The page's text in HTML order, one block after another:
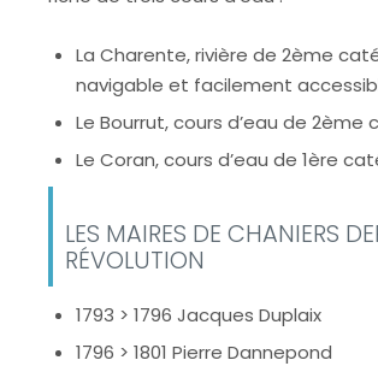
La Charente, rivière de 2ème
navigable et facilement
Le Bourrut, cours d’eau de 2ème
Le Coran, cours d’eau de 1ère
LES MAIRES DE CHANIERS
RÉVOLUTION
1793 > 1796 Jacques Duplaix
1796 > 1801 Pierre Dannepond